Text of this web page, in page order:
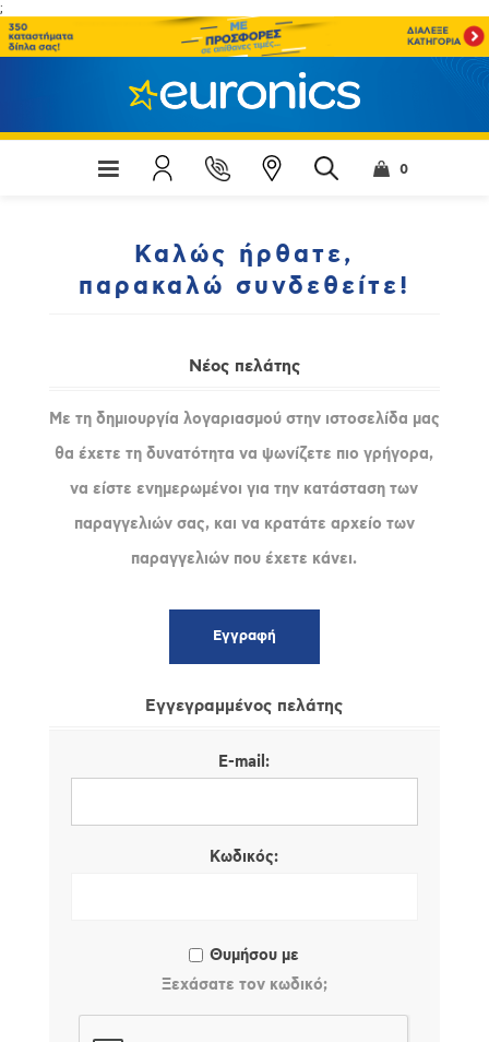
;
0
Καλώς ήρθατε,
παρακαλώ συνδεθείτε!
Νέος πελάτης
Με τη δημιουργία λογαριασμού στην ιστοσελίδα μας
θα έχετε τη δυνατότητα να ψωνίζετε πιο γρήγορα,
να είστε ενημερωμένοι για την κατάσταση των
παραγγελιών σας, και να κρατάτε αρχείο των
παραγγελιών που έχετε κάνει.
Εγγεγραμμένος πελάτης
E-mail:
Κωδικός:
Θυμήσου με
Ξεχάσατε τον κωδικό;